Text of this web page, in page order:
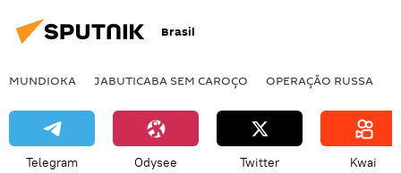
Brasil
MUNDIOKA JABUTICABA SEM CAROÇO OPERAÇÃO RUSSA
Telegram Odysee Twitter Kwai